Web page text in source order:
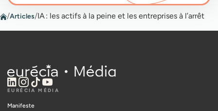
/Articles/IA : les actifs à la peine et les entreprises à l’arrêt
EURÉCIA MÉDIA
Manifeste